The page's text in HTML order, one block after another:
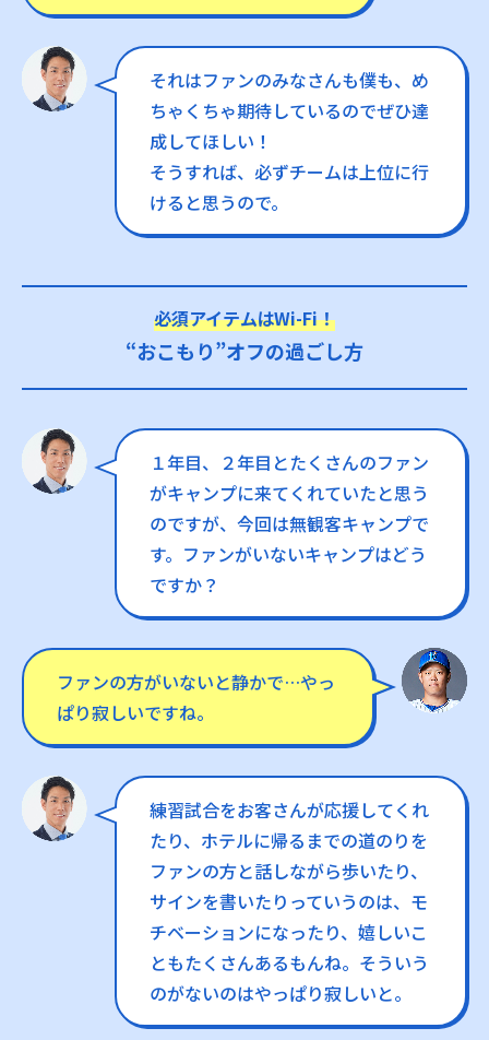
それはファンのみなさんも僕も、め
ちゃくちゃ期待しているのでぜひ達
成してほしい！
そうすれば、必ずチームは上位に行
けると思うので。
必須アイテムはWi-Fi！
“おこもり”オフの過ごし方
１年目、２年目とたくさんのファン
がキャンプに来てくれていたと思う
のですが、今回は無観客キャンプで
す。ファンがいないキャンプはどう
ですか？
ファンの方がいないと静かで…やっ
ぱり寂しいですね。
練習試合をお客さんが応援してくれ
たり、ホテルに帰るまでの道のりを
ファンの方と話しながら歩いたり、
サインを書いたりっていうのは、モ
チベーションになったり、嬉しいこ
ともたくさんあるもんね。そういう
のがないのはやっぱり寂しいと。